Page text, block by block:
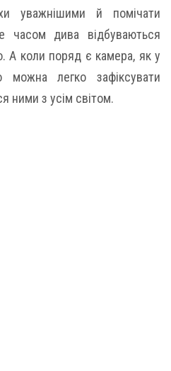
уважнішими й помічати
часом дива відбуваються
А коли поряд є камера, як у
можна легко зафіксувати
ними з усім світом.